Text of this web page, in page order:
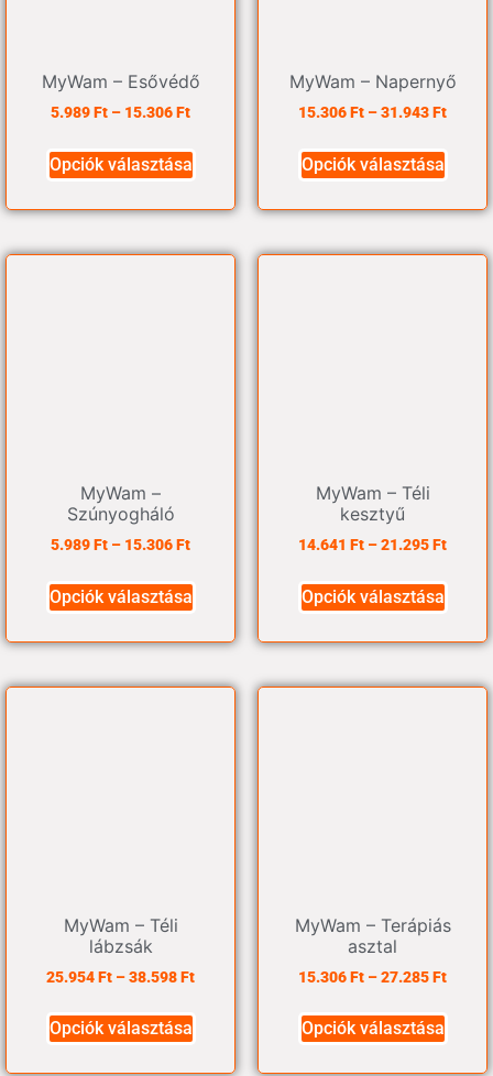
MyWam – Esővédő
5.989Ft – 15.306Ft
Opciók választása
MyWam – Napernyő
15.306Ft –31.943Ft
Opciók választása
MyWam –
Szúnyogháló
5.989Ft – 15.306Ft
Opciók választása
MyWam – Téli
kesztyű
14.641 Ft –21.295Ft
Opciók választása
MyWam – Téli
lábzsák
25.954Ft –38.598Ft
Opciók választása
MyWam – Terápiás
asztal
15.306Ft –27.285Ft
Opciók választása